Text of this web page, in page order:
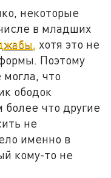
некоторые
в младших
хотя это не
Поэтому
что
ободок
что другие
не
именно в
кому-то не